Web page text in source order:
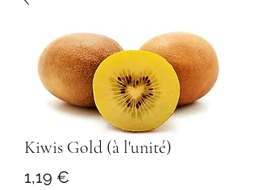
Kiwis Gold (à l'unité)
1,19 €